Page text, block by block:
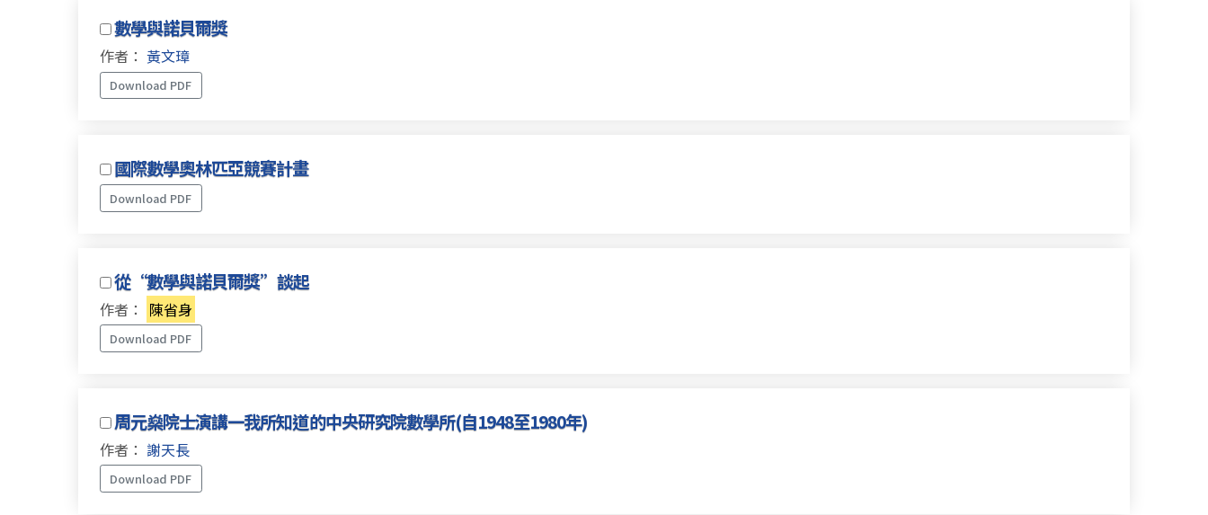
數學與諾貝爾獎
作者： 黃文璋
Download PDF
國際數學奧林匹亞競賽計畫
Download PDF
從“數學與諾貝爾獎”談起
作者： 陳省身
Download PDF
周元燊院士演講一我所知道的中央研究院數學所(自1948至1980年)
作者： 謝天長
Download PDF